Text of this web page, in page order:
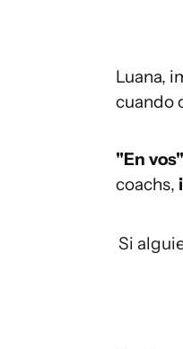
Luana,
cuando
"En vos"
coachs,
Si